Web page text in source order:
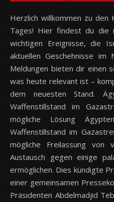
Herzlich willkommen zu den Kurzmeldungen des heutigen
Tages! Hier findest du die
wichtigen Ereignisse, die
aktuellen Geschehnisse
Meldungen bieten dir einen
was heute relevant ist –
dem neuesten Stand.
Waffenstillstand im
mögliche Lösung
Waffenstillstand im
mögliche Freilassung von
Austausch gegen einige
ermöglichen. Dies kündigte
einer gemeinsamen
Präsidenten Abdelmadjid